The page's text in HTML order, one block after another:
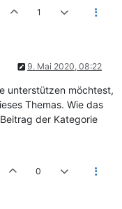
1
9. Mai 2020, 08:22
unterstützen möchtest,
Themas. Wie das
der Kategorie
0